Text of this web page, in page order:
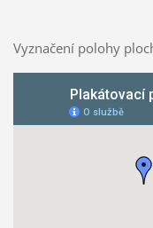
Vyznačení polohy